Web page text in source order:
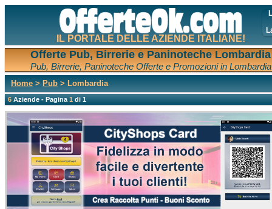
IL PORTALE DELLE AZIENDE ITALIANE!
Offerte Pub, Birrerie e Paninoteche Lombardia
Pub, Birrerie, Paninoteche Offerte e Promozioni in Lombardia
Home > Pub > Lombardia
6Aziende - Pagina1di 1